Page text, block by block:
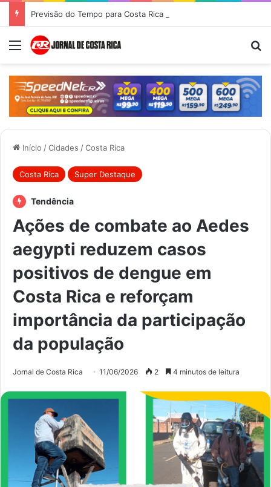
Previsão do Tempo para Costa Rica nesta sexta-feira (7)
Menu
Início /Cidades /Costa Rica
Costa Rica Super Destaque
Tendência
Ações de combate ao Aedes
aegypti reduzem casos
positivos de dengue em
Costa Rica e reforçam
importância da participação
da população
Jornal de Costa Rica 11/06/2026 2 4 minutos de leitura